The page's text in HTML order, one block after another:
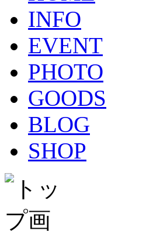
INFO
EVENT
PHOTO
GOODS
BLOG
SHOP